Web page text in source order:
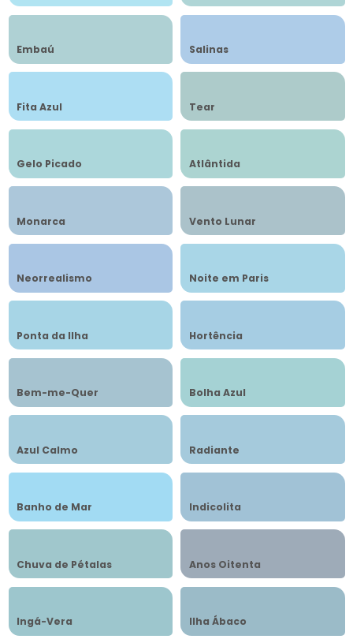
Embaú Salinas
Fita Azul Tear
Gelo Picado Atlântida
Monarca Vento Lunar
Neorrealismo Noite em Paris
Ponta da Ilha Hortência
Bem-me-Quer Bolha Azul
Azul Calmo Radiante
Banho de Mar Indicolita
Chuva de Pétalas Anos Oitenta
Ingá-Vera Ilha Ábaco